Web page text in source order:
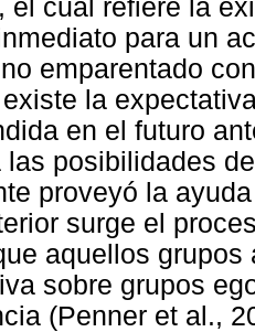
el cual refiere la
para un
emparentado
la
en el futuro
las posibilidades
proveyó la
surge el
aquellos
sobre grupos
(Penner et al.,